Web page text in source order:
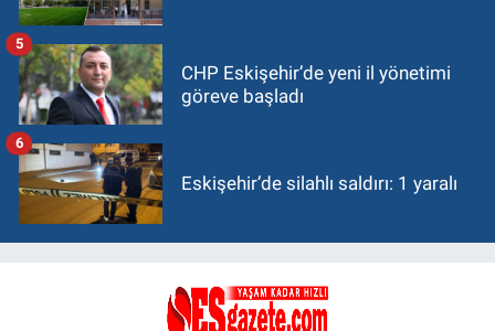
CHP Eskişehir’de yeni il yönetimi
göreve başladı
5
Eskişehir’de silahlı saldırı: 1 yaralı
6